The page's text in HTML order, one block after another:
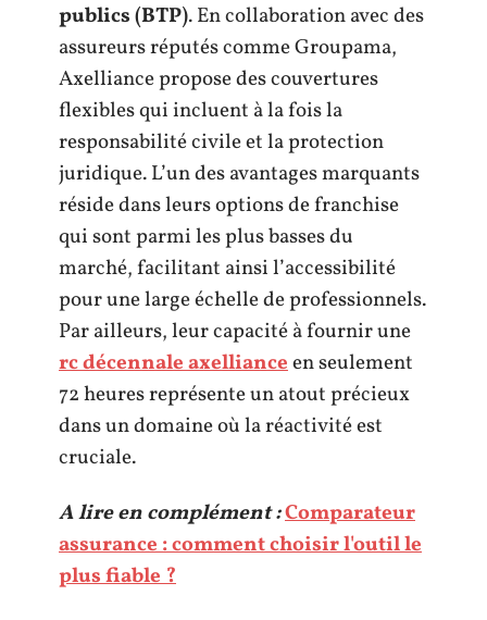
publics (BTP). En collaboration avec des
assureurs réputés comme Groupama,
Axelliance propose des couvertures
flexibles qui incluent à la fois la
responsabilité civile et la protection
juridique. L’un des avantages marquants
réside dans leurs options de franchise
qui sont parmi les plus basses du
marché, facilitant ainsi l’accessibilité
pour une large échelle de professionnels.
Par ailleurs, leur capacité à fournir une
rc décennale axellianceen seulement
72 heures représente un atout précieux
dans un domaine où la réactivité est
cruciale.
A lire en complément :Comparateur
assurance : comment choisir l'outil le
plus fiable ?